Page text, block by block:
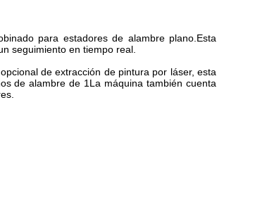
para estadores de alambre plano.Esta
seguimiento en tiempo real.
de extracción de pintura por láser, esta
de alambre de 1La máquina también cuenta